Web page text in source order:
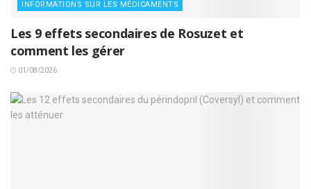
INFORMATIONS SUR LES MÉDICAMENTS
Les 9 effets secondaires de Rosuzet et
comment les gérer
01/08/2026